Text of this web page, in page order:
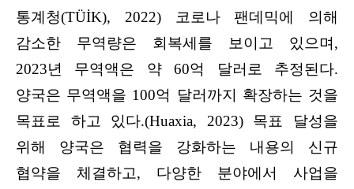
통계청(TÜİK), 2022) 코로나 팬데믹에 의해
감소한 무역량은 회복세를 보이고 있으며,
2023년 무역액은 약 60억 달러로 추정된다.
양국은 무역액을 100억 달러까지 확장하는 것을
목표로 하고 있다.(Huaxia, 2023) 목표 달성을
위해 양국은 협력을 강화하는 내용의 신규
협약을 체결하고, 다양한 분야에서 사업을